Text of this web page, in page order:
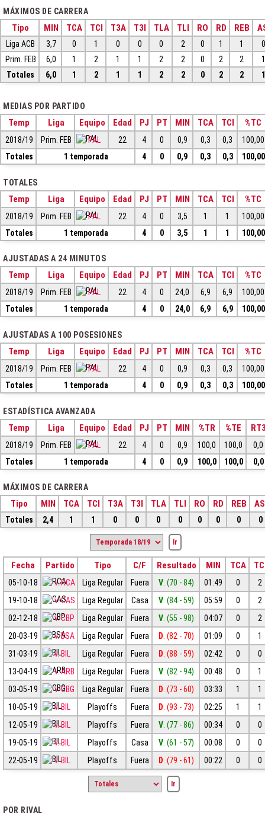
MÁXIMOS DE CARRERA
Tipo MIN TCA TCI T3A T3I TLA TLI RO RD REB
Liga ACB 3,7 0 1 0 0 0 2 0 1 1
Prim. FEB
6,0 1 2 1 1 2 2 0 2 2
Totales
6,0 1 2 1 1 2 2 0 2 2
MEDIAS POR PARTIDO
Temp Liga Equipo Edad PJ PT MIN TCA TCI %TC
2018/19 Prim. FEB PAL 22 4 0 0,9 0,3 0,3
100,00
Totales
1 temporada 4 0 0,9 0,3 0,3 100,00
TOTALES
Temp Liga Equipo Edad PJ PT MIN TCA TCI %TC
2018/19 Prim. FEB PAL 22 4 0 3,5 1 1
100,00
Totales
1 temporada 4 0 3,5 1 1 100,00
AJUSTADAS A 24 MINUTOS
Temp Liga Equipo Edad PJ PT MIN TCA TCI %TC
2018/19 Prim. FEB PAL 22 4 0 24,0 6,9 6,9
100,00
Totales
1 temporada 4 0 24,0 6,9 6,9 100,00
AJUSTADAS A 100 POSESIONES
Temp Liga Equipo Edad PJ PT MIN TCA TCI %TC
2018/19 Prim. FEB PAL 22 4 0 0,9 0,3 0,3
100,00
Totales
1 temporada 4 0 0,9 0,3 0,3 100,00
ESTADÍSTICA AVANZADA
Temp Liga Equipo Edad PJ PT MIN %TR %TE
2018/19 Prim. FEB PAL 22 4 0 0,9 100,0 100,0
0,0
Totales
1 temporada 4 0 0,9 100,0 100,0 0,0
MÁXIMOS DE CARRERA
Tipo MIN TCA TCI T3A T3I TLA TLI RO RD REB
Totales 2,4 1 1 0 0 0 0 0 0 0 0
Fecha Partido Tipo C/F Resultado MIN TCA
05-10-18 v. RCA Liga Regular Fuera V. (70 - 84) 01:49 0
2
19-10-18
v. CAS Liga Regular Casa V. (84 - 59) 05:59 0
2
02-12-18
v. CBP Liga Regular Fuera V. (55 - 98) 04:07 0
2
20-03-19
v. BSA Liga Regular Fuera D. (82 - 70) 01:09 0
1
31-03-19
v. BIL Liga Regular Fuera D. (88 - 59) 02:42 0
0
13-04-19
v. ARB Liga Regular Fuera V. (82 - 94) 00:48 0
1
03-05-19
v. CBG Liga Regular Fuera D. (73 - 60) 03:33 1
1
10-05-19
v. BIL Playoffs Fuera D. (93 - 73) 02:25 1
1
12-05-19
v. BIL Playoffs Fuera V. (77 - 86) 00:34 0
0
19-05-19
v. BIL Playoffs Casa V. (61 - 57) 00:08 0
0
22-05-19
v. BIL Playoffs Fuera D. (79 - 61) 00:22 0 0
POR RIVAL